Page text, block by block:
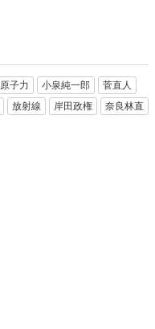
原子力 小泉純一郎
菅直人
放射線 岸田政権
奈良林直